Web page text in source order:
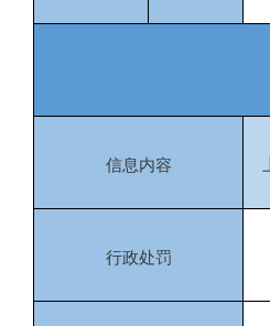
信息内容
行政处罚